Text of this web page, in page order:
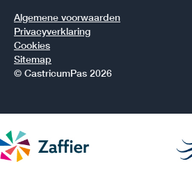
Algemene voorwaarden
Privacyverklaring
Cookies
Sitemap
© CastricumPas 2026